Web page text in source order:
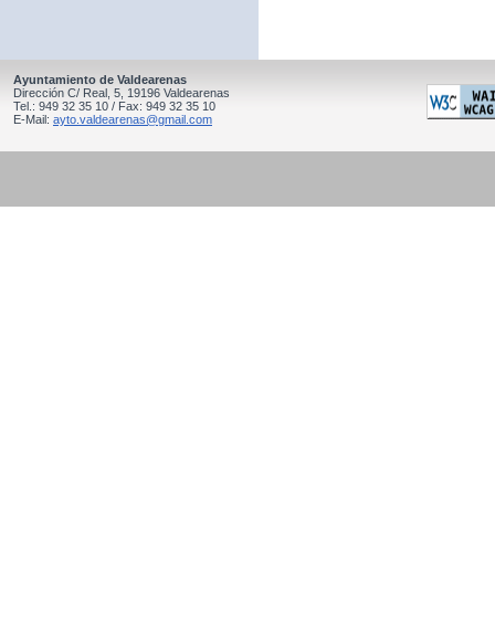
Ayuntamiento de Valdearenas
Dirección C/ Real, 5, 19196 Valdearenas
Tel.: 949 32 35 10 / Fax: 949 32 35 10
E-Mail: ayto.valdearenas@gmail.com